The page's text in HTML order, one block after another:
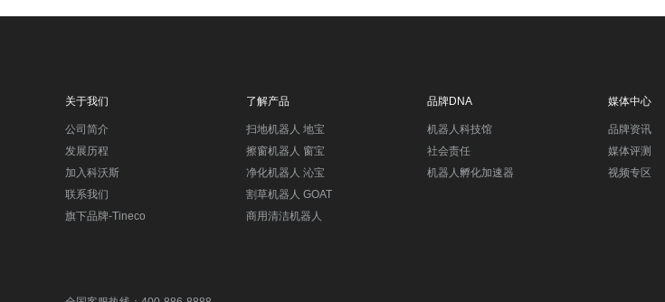
关于我们
公司简介
发展历程
加入科沃斯
联系我们
旗下品牌-Tineco
了解产品
扫地机器人 地宝
擦窗机器人 窗宝
净化机器人 沁宝
割草机器人 GOAT
商用清洁机器人
品牌DNA
机器人科技馆
社会责任
机器人孵化加速器
媒体中心
品牌资讯
媒体评测
视频专区